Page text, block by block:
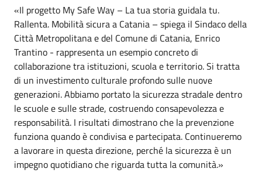
«Il progetto My Safe Way – La tua storia guidala tu.
Rallenta. Mobilità sicura a Catania – spiega il Sindaco della
Città Metropolitana e del Comune di Catania, Enrico
Trantino - rappresenta un esempio concreto di
collaborazione tra istituzioni, scuola e territorio. Si tratta
di un investimento culturale profondo sulle nuove
generazioni. Abbiamo portato la sicurezza stradale dentro
le scuole e sulle strade, costruendo consapevolezza e
responsabilità. I risultati dimostrano che la prevenzione
funziona quando è condivisa e partecipata. Continueremo
a lavorare in questa direzione, perché la sicurezza è un
impegno quotidiano che riguarda tutta la comunità.»